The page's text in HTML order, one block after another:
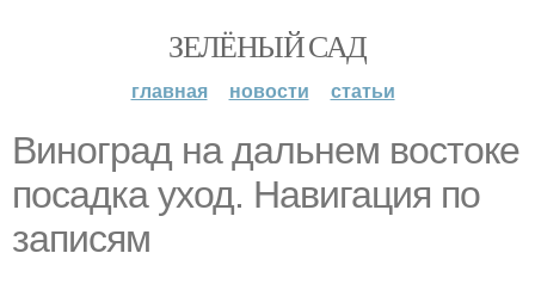
ЗЕЛЁНЫЙ САД
главная новости статьи
Виноград на дальнем востоке
посадка уход. Навигация по
записям